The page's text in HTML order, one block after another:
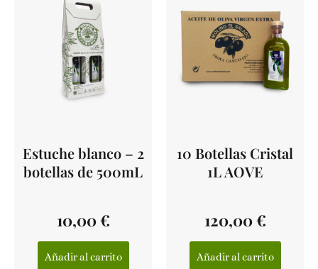
Estuche blanco – 2
botellas de 500mL
10,00€
Añadir al carrito
10 Botellas Cristal
1L AOVE
120,00€
Añadir al carrito